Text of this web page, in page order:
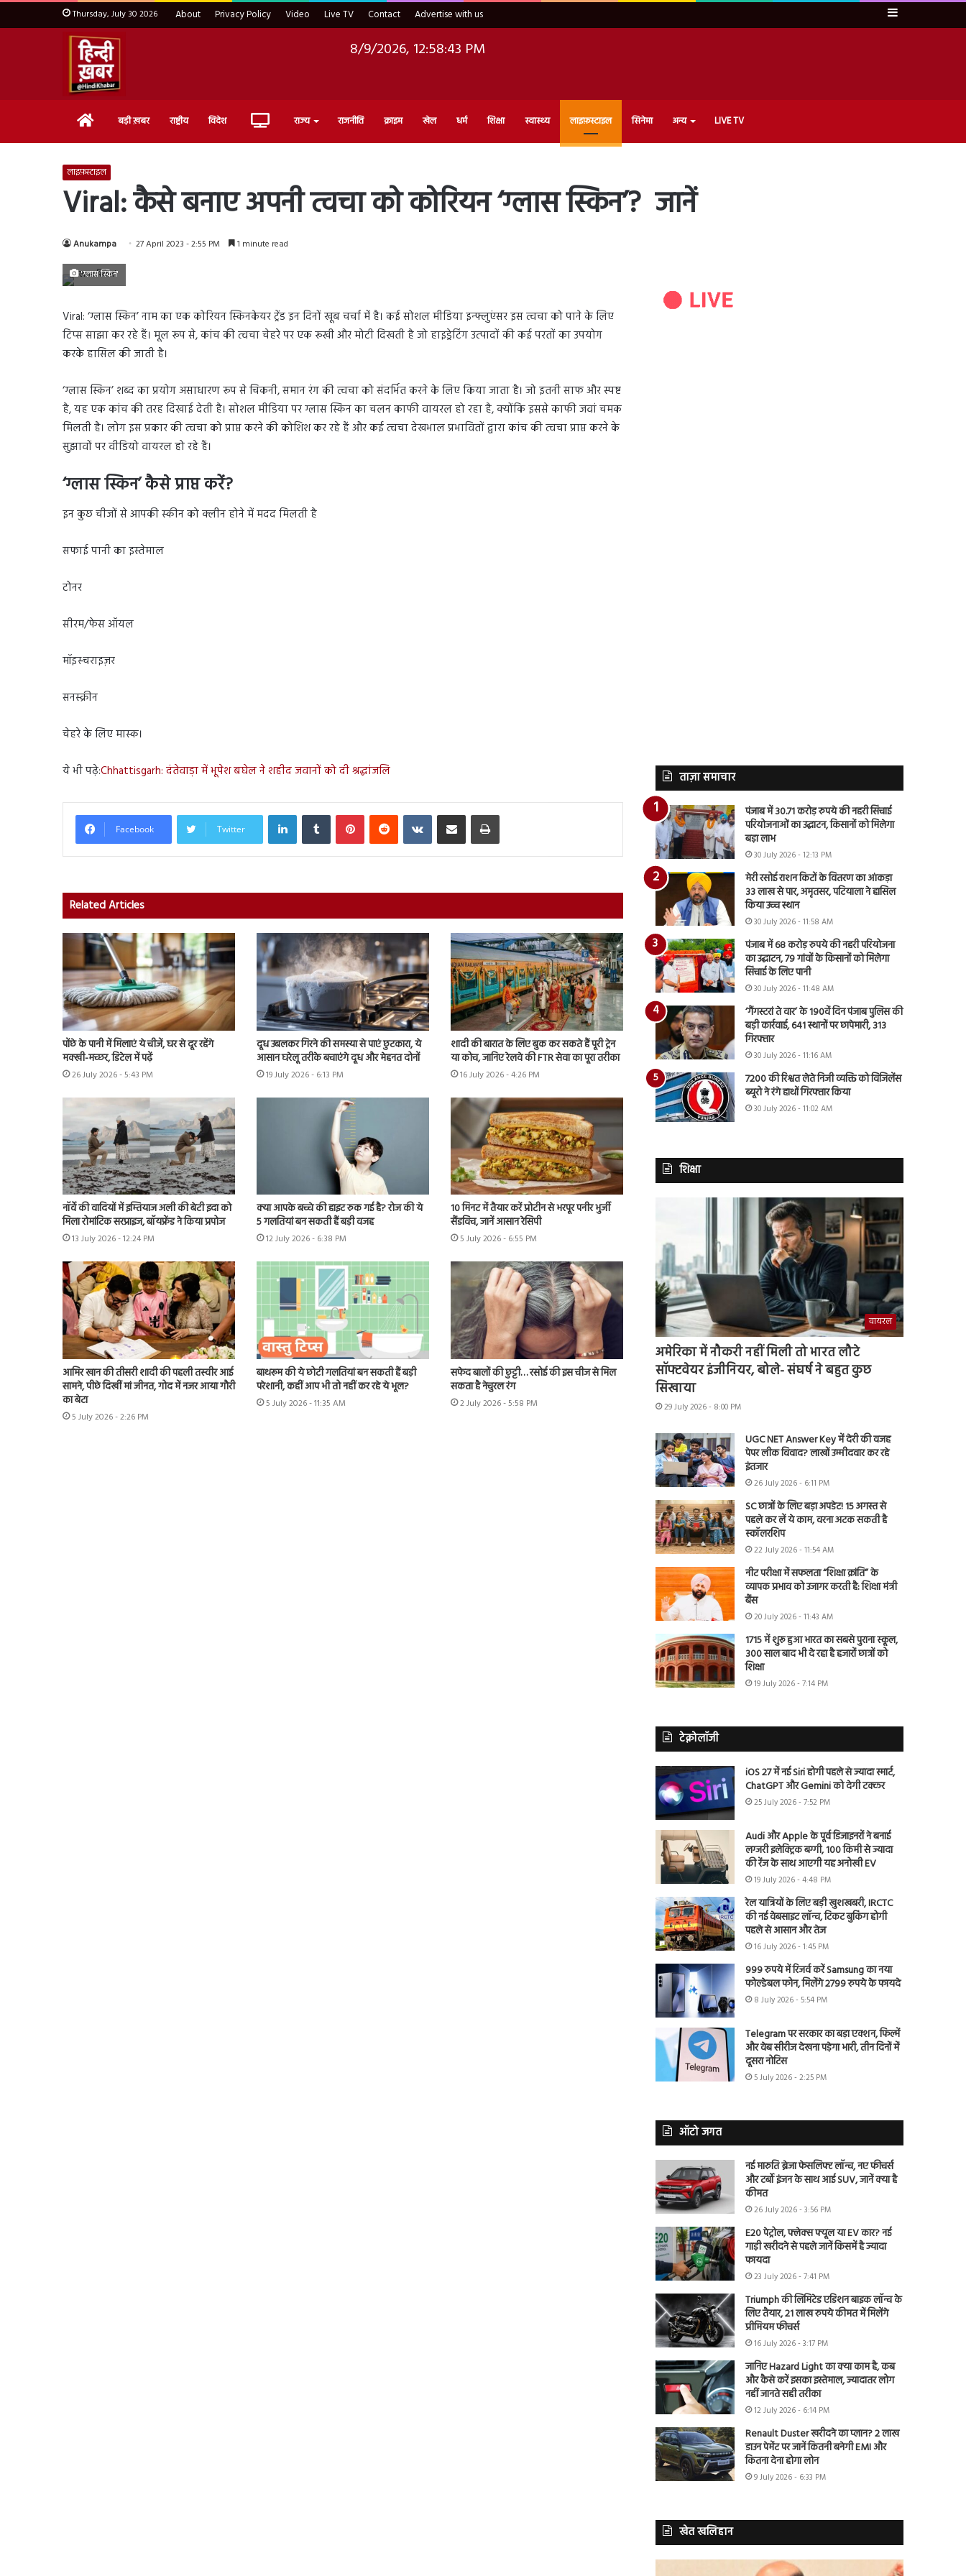
Thursday, July 30 2026 About Privacy Policy Video Live TV Contact Advertise with us Sidebar
8/9/2026, 12:58:44 PM
Home बड़ी ख़बर राष्ट्रीय विदेश Live राज्य राजनीति क्राइम खेल धर्म शिक्षा स्वास्थ्य लाइफ़स्टाइल सिनेमा अन्य LIVE TV
लाइफ़स्टाइल
Viral: कैसे बनाए अपनी त्वचा को कोरियन ‘ग्लास स्किन’? जानें
Anukampa 27 April 2023 - 2:55 PM 1 minute read
'ग्लास स्किन'
Viral: ‘ग्लास स्किन’ नाम का एक कोरियन स्किनकेयर ट्रेंड इन दिनों खूब चर्चा में है। कई सोशल मीडिया इन्फ्लुएंसर इस त्वचा को पाने के लिए
टिप्स साझा कर रहे हैं। मूल रूप से, कांच की त्वचा चेहरे पर एक रूखी और मोटी दिखती है जो हाइड्रेटिंग उत्पादों की कई परतों का उपयोग
करके हासिल की जाती है।
‘ग्लास स्किन’ शब्द का प्रयोग असाधारण रूप से चिकनी, समान रंग की त्वचा को संदर्भित करने के लिए किया जाता है। जो इतनी साफ और स्पष्ट
है, यह एक कांच की तरह दिखाई देती है। सोशल मीडिया पर ग्लास स्किन का चलन काफी वायरल हो रहा है, क्योंकि इससे काफी जवां चमक
मिलती है। लोग इस प्रकार की त्वचा को प्राप्त करने की कोशिश कर रहे हैं और कई त्वचा देखभाल प्रभावितों द्वारा कांच की त्वचा प्राप्त करने के
सुझावों पर वीडियो वायरल हो रहे हैं।
‘ग्लास स्किन’ कैसे प्राप्त करें?
इन कुछ चीजों से आपकी स्कीन को क्लीन होने में मदद मिलती है
सफाई पानी का इस्तेमाल
टोनर
सीरम/फेस ऑयल
मॉइस्चराइज़र
सनस्क्रीन
चेहरे के लिए मास्क।
ये भी पढ़े:Chhattisgarh: दंतेवाड़ा में भूपेश बघेल ने शहीद जवानों को दी श्रद्धांजलि
Facebook Twitter
LinkedInTumblr PinterestReddit VKontakteShare via Email Print
Related Articles
पोंछे के पानी में मिलाएं ये चीजें, घर से दूर रहेंगे
मक्खी-मच्छर, डिटेल में पढ़ें
26 July 2026 - 5:43 PM
दूध उबलकर गिरने की समस्या से पाएं छुटकारा, ये
आसान घरेलू तरीके बचाएंगे दूध और मेहनत दोनों
19 July 2026 - 6:13 PM
शादी की बारात के लिए बुक कर सकते हैं पूरी ट्रेन
या कोच, जानिए रेलवे की FTR सेवा का पूरा तरीका
16 July 2026 - 4:26 PM
नॉर्वे की वादियों में इम्तियाज अली की बेटी इदा को
मिला रोमांटिक सरप्राइज, बॉयफ्रेंड ने किया प्रपोज
13 July 2026 - 12:24 PM
क्या आपके बच्चे की हाइट रुक गई है? रोज की ये
5 गलतियां बन सकती हैं बड़ी वजह
12 July 2026 - 6:38 PM
10 मिनट में तैयार करें प्रोटीन से भरपूर पनीर भुर्जी
सैंडविच, जानें आसान रेसिपी
5 July 2026 - 6:55 PM
आमिर खान की तीसरी शादी की पहली तस्वीर आई
सामने, पीछे दिखीं मां जीनत, गोद में नजर आया गौरी
का बेटा
5 July 2026 - 2:26 PM
बाथरूम की ये छोटी गलतियां बन सकती हैं बड़ी
परेशानी, कहीं आप भी तो नहीं कर रहे ये भूल?
5 July 2026 - 11:35 AM
सफेद बालों की छुट्टी… रसोई की इस चीज से मिल
सकता है नेचुरल रंग
2 July 2026 - 5:58 PM
ताज़ा समाचार
पंजाब में 30.71 करोड़ रुपये की नहरी सिंचाई
परियोजनाओं का उद्घाटन, किसानों को मिलेगा
बड़ा लाभ
30 July 2026 - 12:13 PM
मेरी रसोई राशन किटों के वितरण का आंकड़ा
33 लाख से पार, अमृतसर, पटियाला ने हासिल
किया उच्च स्थान
30 July 2026 - 11:58 AM
पंजाब में 68 करोड़ रुपये की नहरी परियोजना
का उद्घाटन, 79 गांवों के किसानों को मिलेगा
सिंचाई के लिए पानी
30 July 2026 - 11:48 AM
‘गैंगस्टरां ते वार’ के 190वें दिन पंजाब पुलिस की
बड़ी कार्रवाई, 641 स्थानों पर छापेमारी, 313
गिरफ्तार
30 July 2026 - 11:16 AM
7200 की रिश्वत लेते निजी व्यक्ति को विजिलेंस
ब्यूरो ने रंगे हाथों गिरफ्तार किया
30 July 2026 - 11:02 AM
शिक्षा
वायरल
अमेरिका में नौकरी नहीं मिली तो भारत लौटे
सॉफ्टवेयर इंजीनियर, बोले- संघर्ष ने बहुत कुछ
सिखाया
29 July 2026 - 8:00 PM
UGC NET Answer Key में देरी की वजह
पेपर लीक विवाद? लाखों उम्मीदवार कर रहे
इंतजार
26 July 2026 - 6:11 PM
SC छात्रों के लिए बड़ा अपडेट! 15 अगस्त से
पहले कर लें ये काम, वरना अटक सकती है
स्कॉलरशिप
22 July 2026 - 11:54 AM
नीट परीक्षा में सफलता “शिक्षा क्रांति” के
व्यापक प्रभाव को उजागर करती है: शिक्षा मंत्री
बैंस
20 July 2026 - 11:43 AM
1715 में शुरू हुआ भारत का सबसे पुराना स्कूल,
300 साल बाद भी दे रहा है हजारों छात्रों को
शिक्षा
19 July 2026 - 7:14 PM
टेक्नोलॉजी
iOS 27 में नई Siri होगी पहले से ज्यादा स्मार्ट,
ChatGPT और Gemini को देगी टक्कर
25 July 2026 - 7:52 PM
Audi और Apple के पूर्व डिजाइनरों ने बनाई
लग्जरी इलेक्ट्रिक बग्गी, 100 किमी से ज्यादा
की रेंज के साथ आएगी यह अनोखी EV
19 July 2026 - 4:48 PM
रेल यात्रियों के लिए बड़ी खुशखबरी, IRCTC
की नई वेबसाइट लॉन्च, टिकट बुकिंग होगी
पहले से आसान और तेज
16 July 2026 - 1:45 PM
999 रुपये में रिजर्व करें Samsung का नया
फोल्डेबल फोन, मिलेंगे 2799 रुपये के फायदे
8 July 2026 - 5:54 PM
Telegram पर सरकार का बड़ा एक्शन, फिल्में
और वेब सीरीज देखना पड़ेगा भारी, तीन दिनों में
दूसरा नोटिस
5 July 2026 - 2:25 PM
ऑटो जगत
नई मारुति ब्रेजा फेसलिफ्ट लॉन्च, नए फीचर्स
और टर्बो इंजन के साथ आई SUV, जानें क्या है
कीमत
26 July 2026 - 3:56 PM
E20 पेट्रोल, फ्लेक्स फ्यूल या EV कार? नई
गाड़ी खरीदने से पहले जानें किसमें है ज्यादा
फायदा
23 July 2026 - 7:41 PM
Triumph की लिमिटेड एडिशन बाइक लॉन्च के
लिए तैयार, 21 लाख रुपये कीमत में मिलेंगे
प्रीमियम फीचर्स
16 July 2026 - 3:17 PM
जानिए Hazard Light का क्या काम है, कब
और कैसे करें इसका इस्तेमाल, ज्यादातर लोग
नहीं जानते सही तरीका
12 July 2026 - 6:14 PM
Renault Duster खरीदने का प्लान? 2 लाख
डाउन पेमेंट पर जानें कितनी बनेगी EMI और
कितना देना होगा लोन
9 July 2026 - 6:33 PM
खेत खलिहान